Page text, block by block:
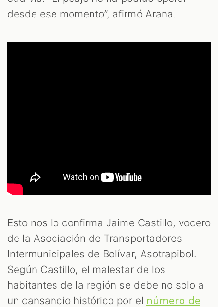
desde ese momento”, afirmó Arana.
Esto nos lo confirma Jaime Castillo, vocero
de la Asociación de Transportadores
Intermunicipales de Bolívar, Asotrapibol.
Según Castillo, el malestar de los
habitantes de la región se debe no solo a
un cansancio histórico por el número de